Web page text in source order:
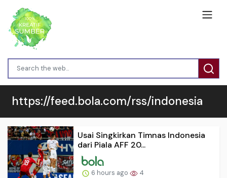
https://feed.bola.com/rss/indonesia
Usai Singkirkan Timnas Indonesia
dari Piala AFF 20...
6 hours ago 4